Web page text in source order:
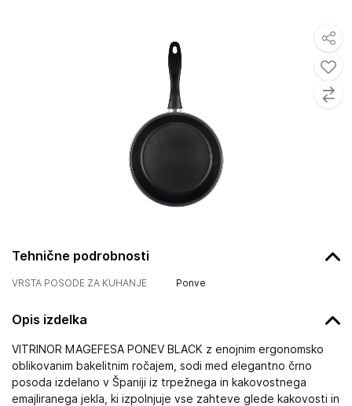
Tehnične podrobnosti
VRSTA POSODE ZA KUHANJE Ponve
Opis izdelka
VITRINOR MAGEFESA PONEV BLACK z enojnim ergonomsko
oblikovanim bakelitnim ročajem, sodi med elegantno črno
posoda izdelano v Španiji iz trpežnega in kakovostnega
emajliranega jekla, ki izpolnjuje vse zahteve glede kakovosti in